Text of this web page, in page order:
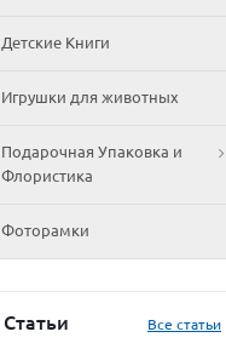
Детские Книги
Игрушки для животных
Подарочная Упаковка и
Флористика
Фоторамки
Статьи Все статьи